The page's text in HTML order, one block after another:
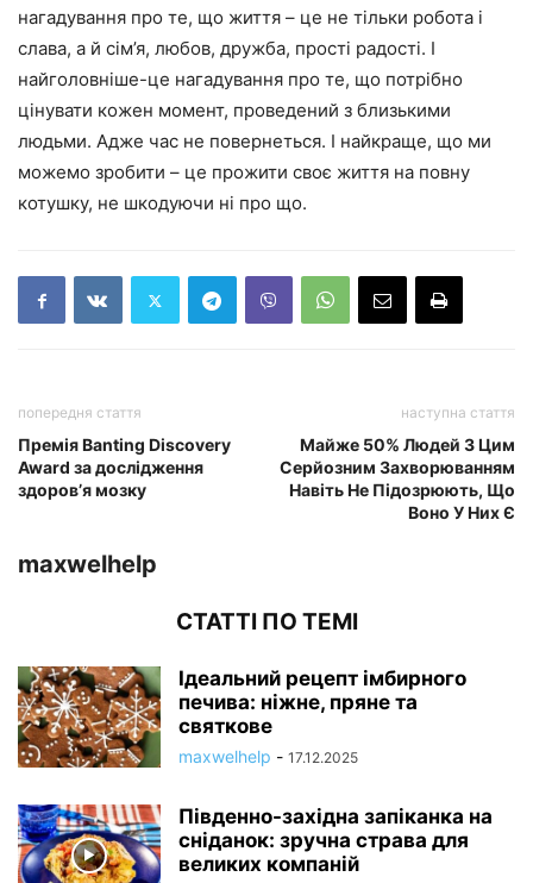
нагадування про те, що життя – це не тільки робота і
слава, а й сім’я, любов, дружба, прості радості. І
найголовніше-це нагадування про те, що потрібно
цінувати кожен момент, проведений з близькими
людьми. Адже час не повернеться. І найкраще, що ми
можемо зробити – це прожити своє життя на повну
котушку, не шкодуючи ні про що.
попередня стаття
Премія Banting Discovery
Award за дослідження
здоров’я мозку
наступна стаття
Майже 50% Людей З Цим
Серйозним Захворюванням
Навіть Не Підозрюють, Що
Воно У Них Є
maxwelhelp
СТАТТІ ПО ТЕМІ
Ідеальний рецепт імбирного
печива: ніжне, пряне та
святкове
maxwelhelp - 17.12.2025
Південно-західна запіканка на
сніданок: зручна страва для
великих компаній